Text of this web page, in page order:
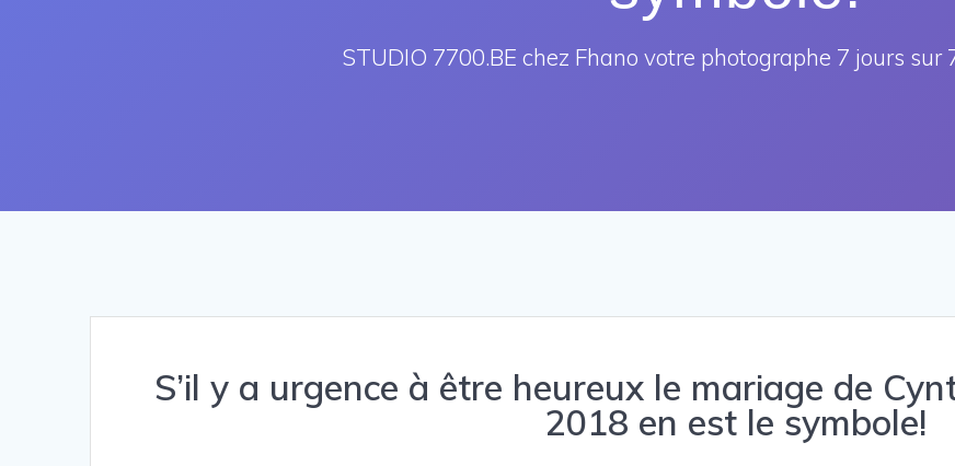
STUDIO 7700.BE chez Fhano votre photographe 7 jours sur
S’il y a urgence à être heureux le mariage de
2018 en est le symbole!